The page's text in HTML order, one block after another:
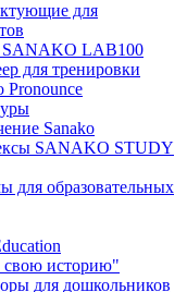
для
SANAKO LAB100
для тренировки
Pronounce
Sanako
SANAKO STUDY
для образовательных
историю"
для дошкольников